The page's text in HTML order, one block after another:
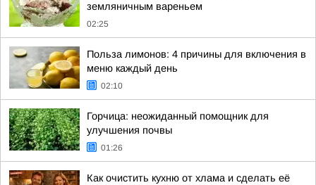
земляничным вареньем
02:25
Польза лимонов: 4 причины для включения в
меню каждый день
02:10
Горчица: неожиданный помощник для
улучшения почвы
01:26
Как очистить кухню от хлама и сделать её